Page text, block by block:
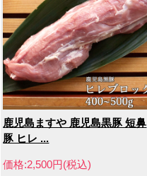
鹿児島ますや 鹿児島黒豚 短鼻
豚 ヒレ ...
価格:2,500円(税込)